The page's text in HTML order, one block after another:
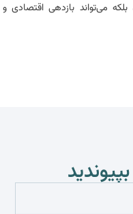
می‌تواند بازدهی اقتصادی و